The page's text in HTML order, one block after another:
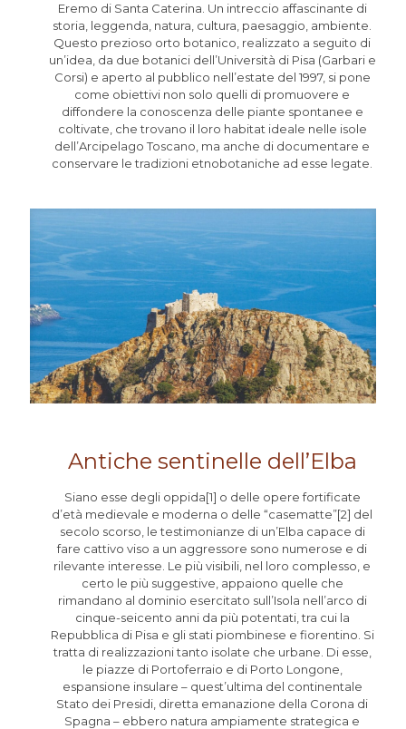
Eremo di Santa Caterina. Un intreccio affascinante di
storia, leggenda, natura, cultura, paesaggio, ambiente.
Questo prezioso orto botanico, realizzato a seguito di
un’idea, da due botanici dell’Università di Pisa (Garbari e
Corsi) e aperto al pubblico nell’estate del 1997, si pone
come obiettivi non solo quelli di promuovere e
diffondere la conoscenza delle piante spontanee e
coltivate, che trovano il loro habitat ideale nelle isole
dell’Arcipelago Toscano, ma anche di documentare e
conservare le tradizioni etnobotaniche ad esse legate.
Antiche sentinelle dell’Elba
Siano esse degli oppida[1] o delle opere fortificate
d’età medievale e moderna o delle “casematte”[2] del
secolo scorso, le testimonianze di un’Elba capace di
fare cattivo viso a un aggressore sono numerose e di
rilevante interesse. Le più visibili, nel loro complesso, e
certo le più suggestive, appaiono quelle che
rimandano al dominio esercitato sull’Isola nell’arco di
cinque-seicento anni da più potentati, tra cui la
Repubblica di Pisa e gli stati piombinese e fiorentino. Si
tratta di realizzazioni tanto isolate che urbane. Di esse,
le piazze di Portoferraio e di Porto Longone,
espansione insulare – quest’ultima del continentale
Stato dei Presidi, diretta emanazione della Corona di
Spagna – ebbero natura ampiamente strategica e